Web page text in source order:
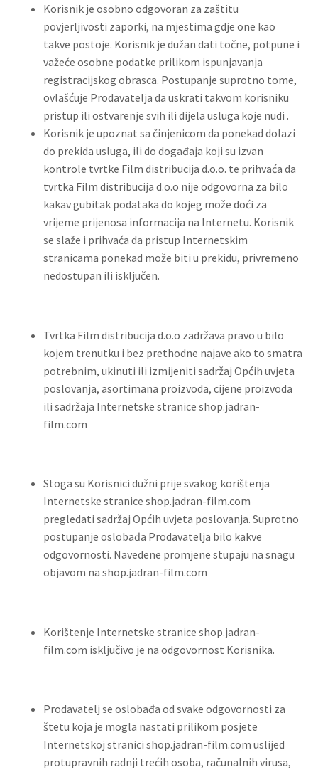
Korisnik je osobno odgovoran za zaštitu
povjerljivosti zaporki, na mjestima gdje one kao
takve postoje. Korisnik je dužan dati točne, potpune i
važeće osobne podatke prilikom ispunjavanja
registracijskog obrasca. Postupanje suprotno tome,
ovlašćuje Prodavatelja da uskrati takvom korisniku
pristup ili ostvarenje svih ili dijela usluga koje nudi .
Korisnik je upoznat sa činjenicom da ponekad dolazi
do prekida usluga, ili do događaja koji su izvan
kontrole tvrtke Film distribucija d.o.o. te prihvaća da
tvrtka Film distribucija d.o.o nije odgovorna za bilo
kakav gubitak podataka do kojeg može doći za
vrijeme prijenosa informacija na Internetu. Korisnik
se slaže i prihvaća da pristup Internetskim
stranicama ponekad može biti u prekidu, privremeno
nedostupan ili isključen.
Tvrtka Film distribucija d.o.o zadržava pravo u bilo
kojem trenutku i bez prethodne najave ako to smatra
potrebnim, ukinuti ili izmijeniti sadržaj Općih uvjeta
poslovanja, asortimana proizvoda, cijene proizvoda
ili sadržaja Internetske stranice shop.jadran-
film.com
Stoga su Korisnici dužni prije svakog korištenja
Internetske stranice shop.jadran-film.com
pregledati sadržaj Općih uvjeta poslovanja. Suprotno
postupanje oslobađa Prodavatelja bilo kakve
odgovornosti. Navedene promjene stupaju na snagu
objavom na shop.jadran-film.com
Korištenje Internetske stranice shop.jadran-
film.com isključivo je na odgovornost Korisnika.
Prodavatelj se oslobađa od svake odgovornosti za
štetu koja je mogla nastati prilikom posjete
Internetskoj stranici shop.jadran-film.com uslijed
protupravnih radnji trećih osoba, računalnih virusa,